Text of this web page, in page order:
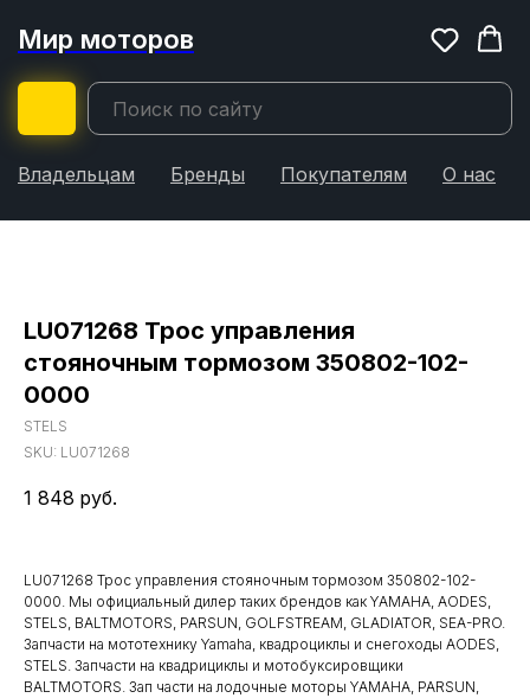
Мир моторов
Владельцам Бренды Покупателям О нас
LU071268 Трос управления
стояночным тормозом 350802-102-
0000
STELS
SKU: LU071268
1 848 руб.
LU071268 Трос управления стояночным тормозом 350802-102-
0000. Мы официальный дилер таких брендов как YAMAHA, AODES,
STELS, BALTMOTORS, PARSUN, GOLFSTREAM, GLADIATOR, SEA-PRO.
Запчасти на мототехнику Yamaha, квадроциклы и снегоходы AODES,
STELS. Запчасти на квадрициклы и мотобуксировщики
BALTMOTORS. Зап части на лодочные моторы YAMAHA, PARSUN,